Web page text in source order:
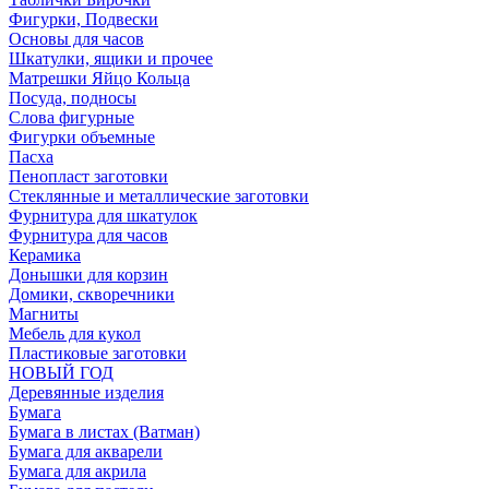
Фигурки, Подвески
Основы для часов
Шкатулки, ящики и прочее
Матрешки Яйцо Кольца
Посуда, подносы
Слова фигурные
Фигурки объемные
Пасха
Пенопласт заготовки
Стеклянные и металлические заготовки
Фурнитура для шкатулок
Фурнитура для часов
Керамика
Донышки для корзин
Домики, скворечники
Магниты
Мебель для кукол
Пластиковые заготовки
НОВЫЙ ГОД
Деревянные изделия
Бумага
Бумага в листах (Ватман)
Бумага для акварели
Бумага для акрила